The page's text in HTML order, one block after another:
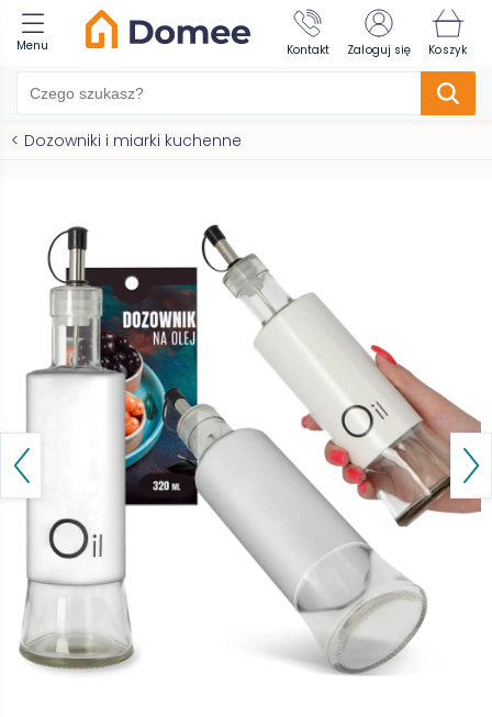
Menu Kontakt Zaloguj się Koszyk
< Dozowniki i miarki kuchenne